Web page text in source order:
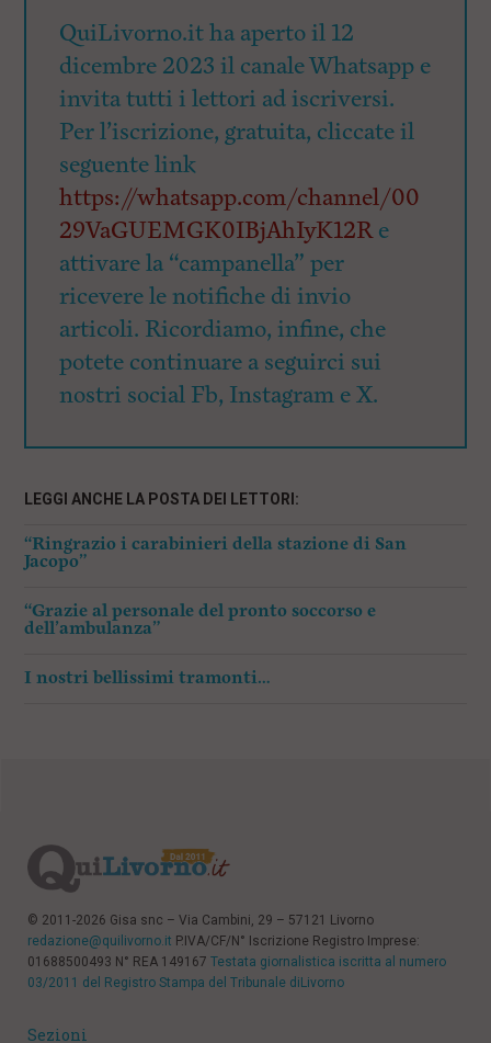
QuiLivorno.it ha aperto il 12
dicembre 2023 il canale Whatsapp e
invita tutti i lettori ad iscriversi.
Per l’iscrizione, gratuita, cliccate il
seguente link
https://whatsapp.com/channel/00
29VaGUEMGK0IBjAhIyK12Re
attivare la “campanella” per
ricevere le notifiche di invio
articoli. Ricordiamo, infine, che
potete continuare a seguirci sui
nostri social Fb, Instagram e X.
LEGGI ANCHE LA POSTA DEI LETTORI:
“Ringrazio i carabinieri della stazione di San
Jacopo”
“Grazie al personale del pronto soccorso e
dell’ambulanza”
I nostri bellissimi tramonti…
© 2011-2026 Gisa snc – Via Cambini, 29 – 57121 Livorno
redazione@quilivorno.it P.IVA/CF/N° Iscrizione Registro Imprese:
01688500493 N° REA 149167 Testata giornalistica iscritta al numero
03/2011 del Registro Stampa del Tribunale diLivorno
Sezioni